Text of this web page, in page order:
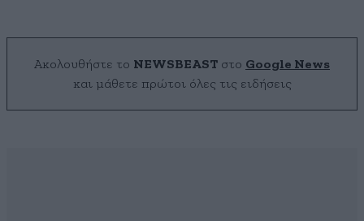
Ακολουθήστε το NEWSBEAST στο Google News
και μάθετε πρώτοι όλες τις ειδήσεις